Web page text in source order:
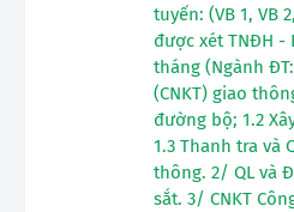
tuyến: (VB 1, VB
được xét TNĐH -
tháng (Ngành
(CNKT) giao
đường bộ; 1.2
1.3 Thanh tra và
thông. 2/ QL và
sắt. 3/ CNKT